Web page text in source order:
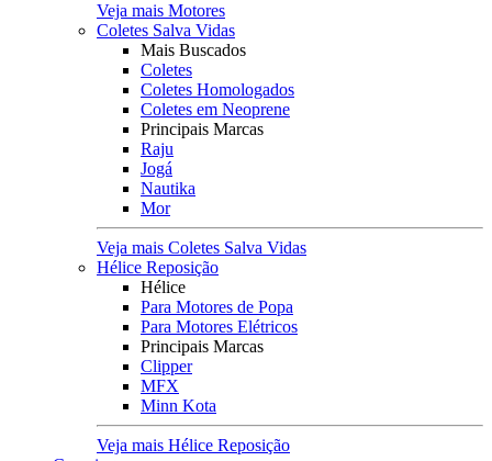
Veja mais Motores
Coletes Salva Vidas
Mais Buscados
Coletes
Coletes Homologados
Coletes em Neoprene
Principais Marcas
Raju
Jogá
Nautika
Mor
Veja mais Coletes Salva Vidas
Hélice Reposição
Hélice
Para Motores de Popa
Para Motores Elétricos
Principais Marcas
Clipper
MFX
Minn Kota
Veja mais Hélice Reposição